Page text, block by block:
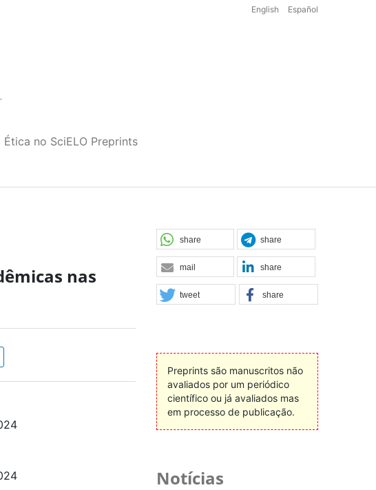
English Español
Ética no SciELO Preprints
nas
share share
mail share
tweet share
Preprints são manuscritos não
avaliados por um periódico
científico ou já avaliados mas
em processo de publicação.
Notícias